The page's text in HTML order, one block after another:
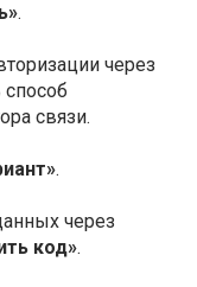
.
через
связи.
.
через
код».